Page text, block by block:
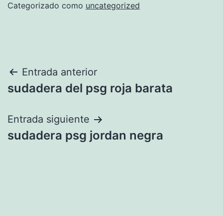
Categorizado como uncategorized
Navegación
de
entradas
Entrada anterior
sudadera del psg roja barata
Entrada siguiente
sudadera psg jordan negra